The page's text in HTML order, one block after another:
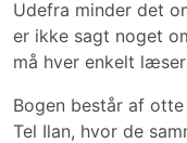
Udefra minder det
er ikke sagt noget
må hver enkelt
Bogen består af
Tel Ilan, hvor de